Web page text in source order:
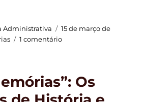
Administrativa
Publicado
em
15 de março de
1 comentárioem
Nacional
de
Os